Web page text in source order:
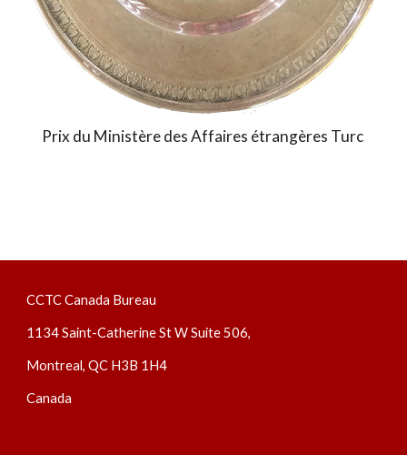
Prix ​​du Ministère des Affaires étrangères Turc
CCTC Canada Bureau
1134 Saint-Catherine St W Suite 506,
Montreal, QC H3B 1H4
Canada